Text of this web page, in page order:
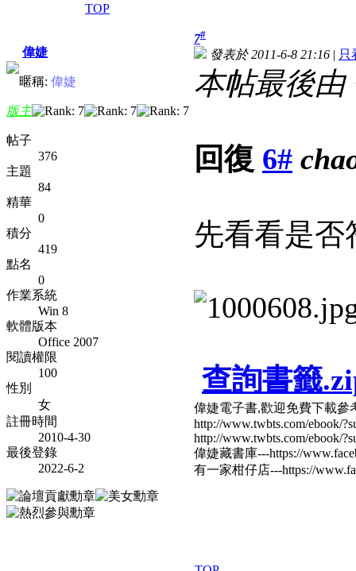
TOP
偉婕
暱稱: 偉婕
版主
帖子
376
主題
84
精華
0
積分
419
點名
0
作業系統
Win 8
軟體版本
Office 2007
閱讀權限
100
性別
女
註冊時間
2010-4-30
最後登錄
2022-6-2
7#
發表於 2011-6-8 21:16 | 只
本帖最後由
回復 6#
先看看是否
查詢書籤
偉婕電子書,歡迎免費下載參
http://www.twbts.com/ebook/
http://www.twbts.com/ebook/
偉婕藏書庫---https://
有一家柑仔店---https://